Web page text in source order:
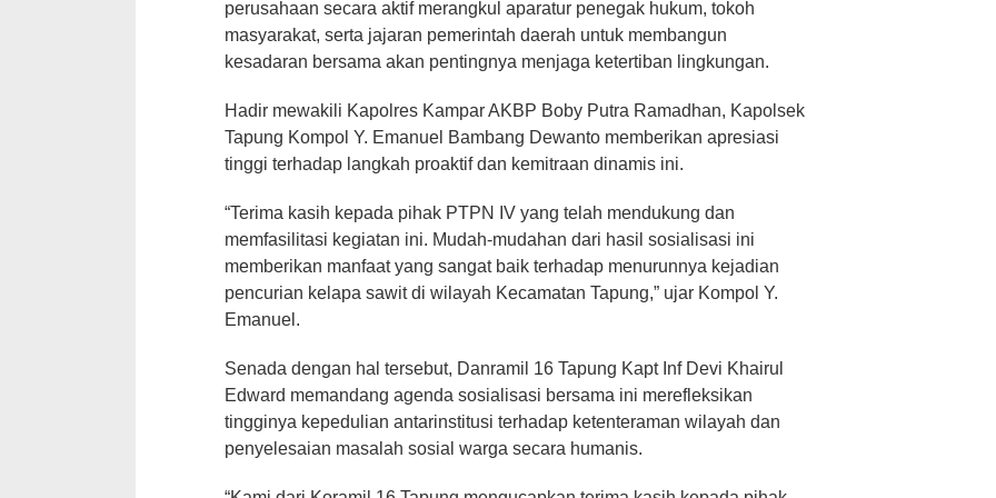
perusahaan secara aktif merangkul aparatur penegak hukum, tokoh
masyarakat, serta jajaran pemerintah daerah untuk membangun
kesadaran bersama akan pentingnya menjaga ketertiban lingkungan.
Hadir mewakili Kapolres Kampar AKBP Boby Putra Ramadhan, Kapolsek
Tapung Kompol Y. Emanuel Bambang Dewanto memberikan apresiasi
tinggi terhadap langkah proaktif dan kemitraan dinamis ini.
“Terima kasih kepada pihak PTPN IV yang telah mendukung dan
memfasilitasi kegiatan ini. Mudah-mudahan dari hasil sosialisasi ini
memberikan manfaat yang sangat baik terhadap menurunnya kejadian
pencurian kelapa sawit di wilayah Kecamatan Tapung,” ujar Kompol Y.
Emanuel.
Senada dengan hal tersebut, Danramil 16 Tapung Kapt Inf Devi Khairul
Edward memandang agenda sosialisasi bersama ini merefleksikan
tingginya kepedulian antarinstitusi terhadap ketenteraman wilayah dan
penyelesaian masalah sosial warga secara humanis.